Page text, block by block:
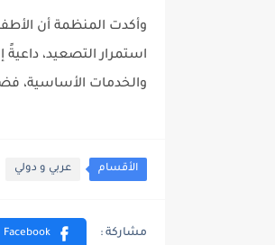
وأكدت المنظمة أن
استمرار التصعيد،
والخدمات الأساسية،
الأقسام عربي و دولي